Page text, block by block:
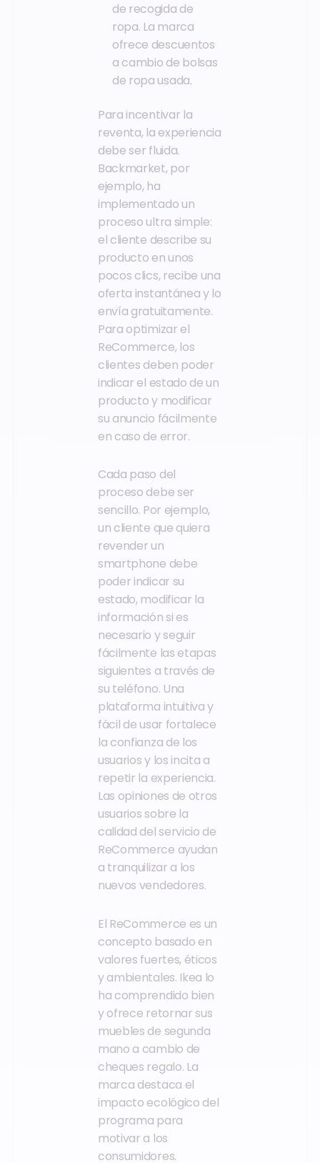
de recogida de
ropa. La marca
ofrece descuentos
a cambio de bolsas
de ropa usada.
Para incentivar la
reventa, la experiencia
debe ser fluida.
Backmarket, por
ejemplo, ha
implementado un
proceso ultra simple:
el cliente describe su
producto en unos
pocos clics, recibe una
oferta instantánea y lo
envía gratuitamente.
Para optimizar el
ReCommerce, los
clientes deben poder
indicar el estado de un
producto y modificar
su anuncio fácilmente
en caso de error.
Cada paso del
proceso debe ser
sencillo. Por ejemplo,
un cliente que quiera
revender un
smartphone debe
poder indicar su
estado, modificar la
información si es
necesario y seguir
fácilmente las etapas
siguientes a través de
su teléfono. Una
plataforma intuitiva y
fácil de usar fortalece
la confianza de los
usuarios y los incita a
repetir la experiencia.
Las opiniones de otros
usuarios sobre la
calidad del servicio de
ReCommerce ayudan
a tranquilizar a los
nuevos vendedores.
El ReCommerce es un
concepto basado en
valores fuertes, éticos
y ambientales. Ikea lo
ha comprendido bien
y ofrece retornar sus
muebles de segunda
mano a cambio de
cheques regalo. La
marca destaca el
impacto ecológico del
programa para
motivar a los
consumidores.